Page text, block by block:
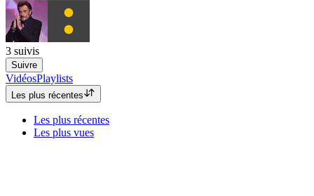
3 suivis
Suivre
VidéosPlaylists
Les plus récentes
Les plus récentes
Les plus vues